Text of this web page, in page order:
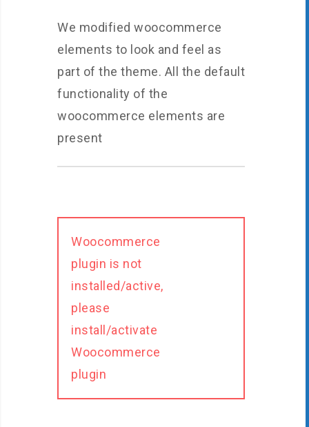
We modified woocommerce
elements to look and feel as
part of the theme. All the default
functionality of the
woocommerce elements are
present
Woocommerce
plugin is not
installed/active,
please
install/activate
Woocommerce
plugin